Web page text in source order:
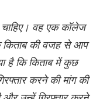
वह एक कॉलेज
किताब की वजह से आप
है कि किताब में कुछ
करने की मांग की